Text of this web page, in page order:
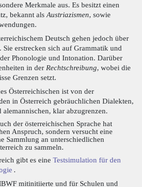
Merkmale aus. Es besitzt einen
bekannt als Austriazismen, sowie
Deutsch gehen jedoch über
Sie erstrecken sich auf Grammatik und
Phonologie und Intonation. Darüber
in der Rechtschreibung, wobei die
Grenzen setzt.
Österreichischen ist von der
in Österreich gebräuchlichen Dialekten,
klar abzugrenzen.
der österreichischen Sprache hat
Anspruch, sondern versucht eine
Sammlung an unterschiedlichen
zu sammeln.
gibt es eine Testsimulation für den
.
mitinitiierte und für Schulen und